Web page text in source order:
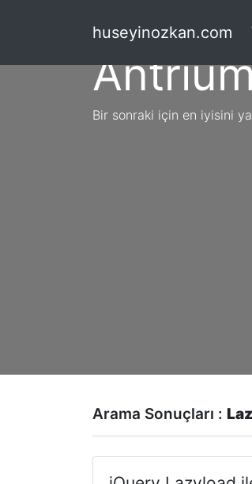
Bir sonraki için en iyisini
huseyinozkan.com
Arama Sonuçları :